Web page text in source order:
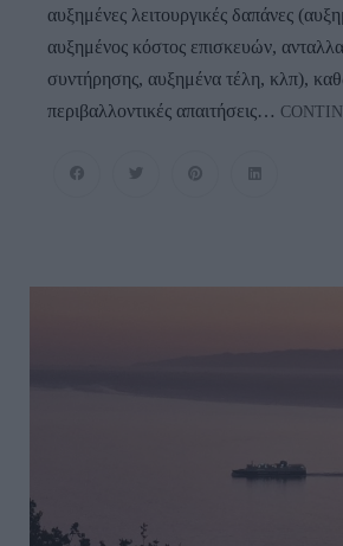
αυξημένες λειτουργικές δαπάνες
αυξημένος κόστος επισκευών,
συντήρησης, αυξημένα τέλη, κλπ),
περιβαλλοντικές απαιτήσεις…